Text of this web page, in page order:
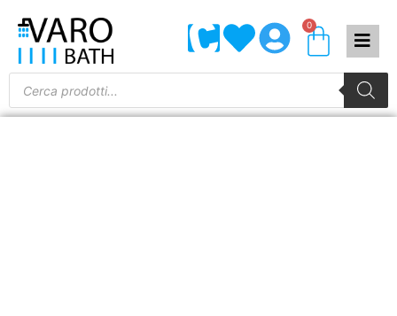
contenuto
0
Products
search